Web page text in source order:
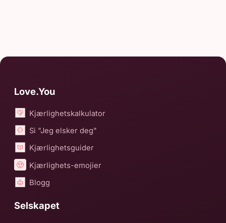
Love.You
Kjærlighetskalkulator
Si "Jeg elsker deg"
Kjærlighetsguider
Kjærlighets-emojier
Blogg
Selskapet